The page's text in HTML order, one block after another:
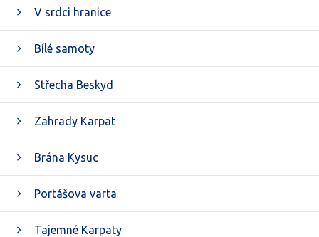
V srdci hranice
Bílé samoty
Střecha Beskyd
Zahrady Karpat
Brána Kysuc
Portášova varta
Tajemné Karpaty